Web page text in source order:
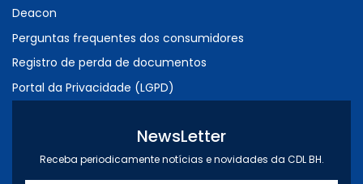
Deacon
Perguntas frequentes dos consumidores
Registro de perda de documentos
Portal da Privacidade (LGPD)
NewsLetter
Receba periodicamente notícias e novidades da CDL BH.